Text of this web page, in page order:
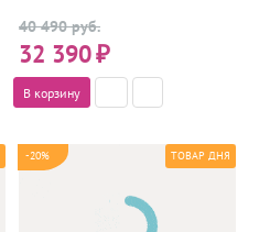
40 490 руб.
32 390₽
В корзину
-20% ТОВАР ДНЯ